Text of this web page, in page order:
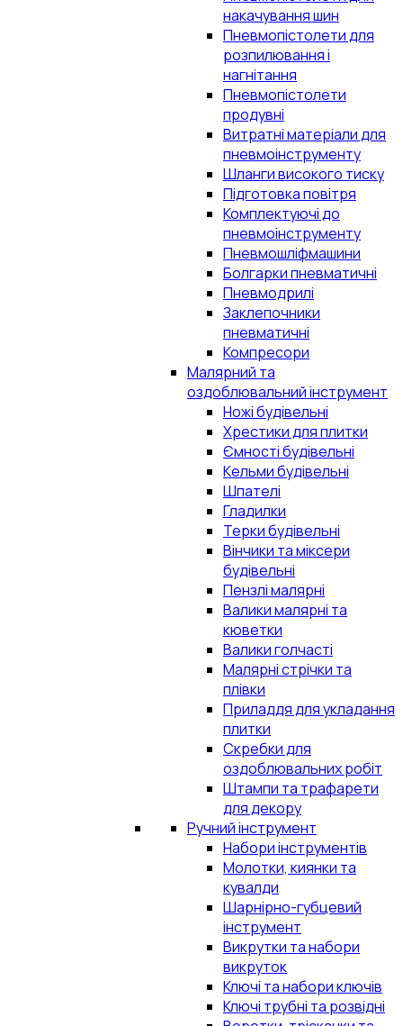
накачування шин
Пневмопістолети для
розпилювання і
нагнітання
Пневмопістолети
продувні
Витратні матеріали для
пневмоінструменту
Шланги високого тиску
Підготовка повітря
Комплектуючі до
пневмоінструменту
Пневмошліфмашини
Болгарки пневматичні
Пневмодрилі
Заклепочники
пневматичні
Компресори
Малярний та
оздоблювальний інструмент
Ножі будівельні
Хрестики для плитки
Ємності будівельні
Кельми будівельні
Шпателі
Гладилки
Терки будівельні
Вінчики та міксери
будівельні
Пензлі малярні
Валики малярні та
кюветки
Валики голчасті
Малярні стрічки та
плівки
Приладдя для укладання
плитки
Скребки для
оздоблювальних робіт
Штампи та трафарети
для декору
Ручний інструмент
Набори інструментів
Молотки, киянки та
кувалди
Шарнірно-губцевий
інструмент
Викрутки та набори
викруток
Ключі та набори ключів
Ключі трубні та розвідні